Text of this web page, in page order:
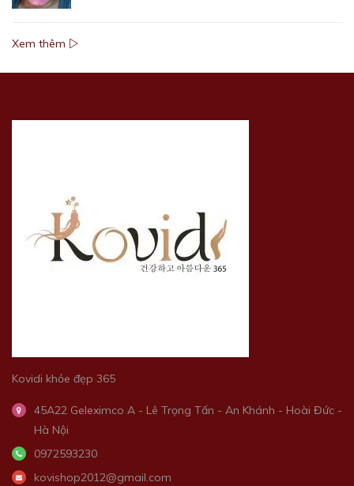
Xem thêm
Kovidi khỏe đẹp 365
45A22 Geleximco A - Lê Trọng Tấn - An Khánh - Hoài Đức -
Hà Nội
0972593230
kovishop2012@gmail.com